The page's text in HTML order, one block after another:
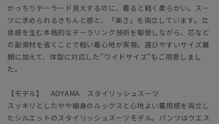
かっちりテーラード見えするのに、着ると軽く柔らかい。スー
ツに求められるきちんと感と、「楽さ」を両立しています。立
体感を生む本格的なテーラリング技術を駆使しながら、芯など
の副資材を省くことで軽い着心地が実現。選びやすいサイズ展
開に加えて、体型に対応した"ワイドサイズ"もご用意しまし
た。
【モデル】 AOYAMA スタイリッシュスーツ
スッキリとしたやや細身のルックスと心地よい着用感を両立し
たシルエットのスタイリッシュスーツモデル。パンツはウエス